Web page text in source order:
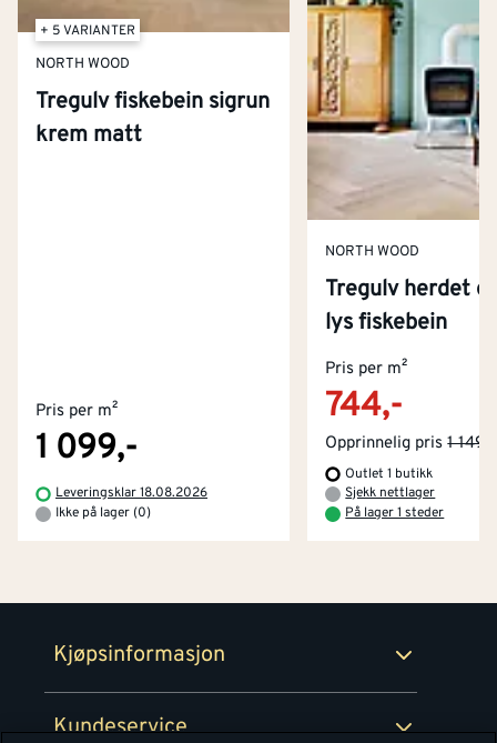
+ 5 VARIANTER
NORTH WOOD
Tregulv fiskebein sigrun
krem matt
Pris per m²
1 099,-
Leveringsklar 18.08.2026
Ikke på lager (0)
NORTH WOOD
Tregulv herdet
lys fiskebein
Pris per m²
744,-
Opprinnelig pris 1 149,-
Outlet 1 butikk
Sjekk nettlager
På lager 1 steder
Kjøpsinformasjon
Kjøpsbetingelser
Retur- og angrerettsskjema
Kundeservice
Tjenester
Montér Klubb
Byggevarehus og åpningstider
Prismatch
Personvern